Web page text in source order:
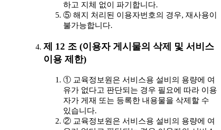
하고 지체 없이 파기합니다.
⑤ 해지 처리된 이용자번호의 경우, 재사용이
불가능합니다.
제 12 조 (이용자 게시물의 삭제 및 서비스
이용 제한)
① 교육정보원은 서비스용 설비의 용량에 여
유가 없다고 판단되는 경우 필요에 따라 이용
자가 게재 또는 등록한 내용물을 삭제할 수
있습니다.
② 교육정보원은 서비스용 설비의 용량에 여